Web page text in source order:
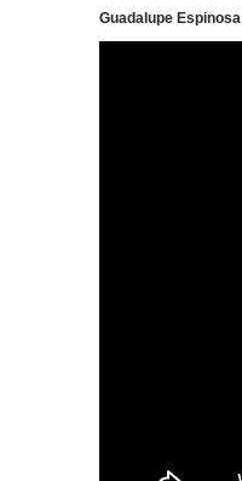
Guadalupe Espinosa